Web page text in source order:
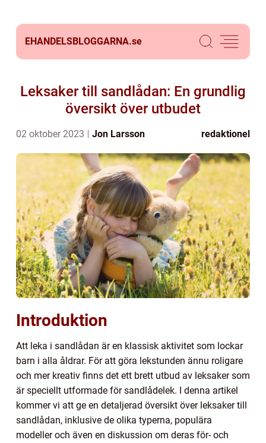
EHANDELSBLOGGARNA.se
Leksaker till sandlådan: En grundlig
översikt över utbudet
02 oktober 2023 Jon Larsson redaktionel
Introduktion
Att leka i sandlådan är en klassisk aktivitet som lockar
barn i alla åldrar. För att göra lekstunden ännu roligare
och mer kreativ finns det ett brett utbud av leksaker som
är speciellt utformade för sandlådelek. I denna artikel
kommer vi att ge en detaljerad översikt över leksaker till
sandlådan, inklusive de olika typerna, populära
modeller och även en diskussion om deras för- och